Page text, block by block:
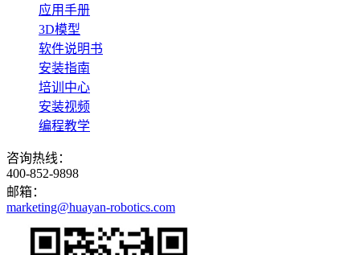
应用手册
3D模型
软件说明书
安装指南
培训中心
安装视频
编程教学
咨询热线：
400-852-9898
邮箱：
marketing@huayan-robotics.com